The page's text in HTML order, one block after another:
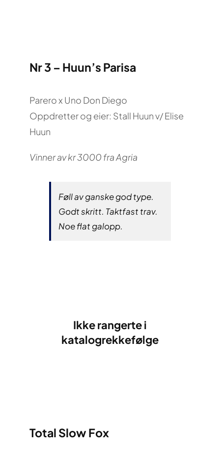
Nr 3 – Huun’s Parisa
Parero x Uno Don Diego
Oppdretter og eier: Stall Huun v/ Elise
Huun
Vinner av kr 3000 fra Agria
Føll av ganske god type.
Godt skritt. Taktfast trav.
Noe flat galopp.
Ikke rangerte i
katalogrekkefølge
Total Slow Fox